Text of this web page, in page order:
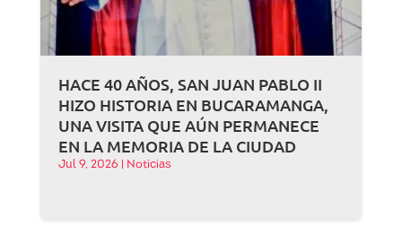
HACE 40 AÑOS, SAN JUAN PABLO II
HIZO HISTORIA EN BUCARAMANGA,
UNA VISITA QUE AÚN PERMANECE
EN LA MEMORIA DE LA CIUDAD
Jul 9, 2026 Noticias